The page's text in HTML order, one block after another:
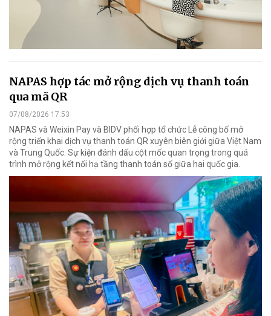
NAPAS hợp tác mở rộng dịch vụ thanh toán
qua mã QR
07/08/2026 17:53
NAPAS và Weixin Pay và BIDV phối hợp tổ chức Lễ công bố mở
rộng triển khai dịch vụ thanh toán QR xuyên biên giới giữa Việt Nam
và Trung Quốc. Sự kiện đánh dấu cột mốc quan trọng trong quá
trình mở rộng kết nối hạ tầng thanh toán số giữa hai quốc gia.